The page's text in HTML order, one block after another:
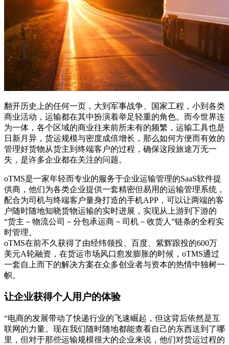
翻开历史上的任何一页，大到军事战争、国家工程，小到各类
商业活动，运输都在其中扮演着举足轻重的角色。而今世界连
为一体，各个区域的商业往来前所未有的频繁，运输工具也是
日新月异，货运规模与密度成倍增长，那么如何方便而有效的
管理好货物从货主到终端客户的过程，确保这段旅途万无一
失，是许多企业都在关注的问题。
oTMS是一家年轻而专业的服务于企业运输管理的SaaS软件提
供商，他们为各类企业提供一套精密但易用的运输管理系统，
配合为司机与终端客户量身打造的手机APP，可以让两端的客
户随时随地知晓货物运输的实时进展，实现从上游到下游的
“货主－物流公司－分包承运商－司机－收货人”链条的全程实
时管理。
oTMS在前不久获得了由经纬领投、百度、紫辉跟投的600万
美元A轮融资，在货运市场风口愈发膨胀的时候，oTMS通过
一套自上而下的解决方案在众多创业者与资本的热情中独树一
帜。
让企业获得个人用户的体验
“电商的发展带动了快递行业的飞速崛起，但这背后依然是互
联网的力量。现在我们随时随地都能查看自己的东西送到了哪
里，但对于那些运输规模很大的企业来说，他们对货运过程的